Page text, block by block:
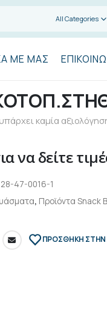
All Categories
ΜΕ ΜΑΣ
καμία
να δείτε
28-47-0016-1
, Προϊόντα Snack
ΠΡΌΣΘΉΚΗ ΣΤΗΝ